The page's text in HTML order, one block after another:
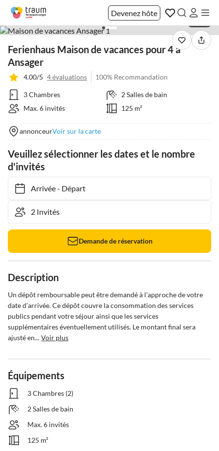
Devenez hôte
Ferienhaus Maison de vacances pour 4 a
Ansager
4.00/5 4 évaluations 100% Recommandation
3 Chambres
2 Salles de bain
Max. 6 invités
125 m²
annonceurVoir sur la carte
Veuillez sélectionner les dates et le nombre
d'invités
Arrivée- Départ
Demande de réservation
Description
Un dépôt remboursable peut être demandé à l’approche de votre
date d’arrivée. Ce dépôt couvre la consommation des services
publics pendant votre séjour ainsi que les services
supplémentaires éventuellement utilisés. Le montant final sera
ajusté en... Voir plus
Équipements
3 Chambres (2)
2 Salles de bain
Max. 6 invités
125 m²